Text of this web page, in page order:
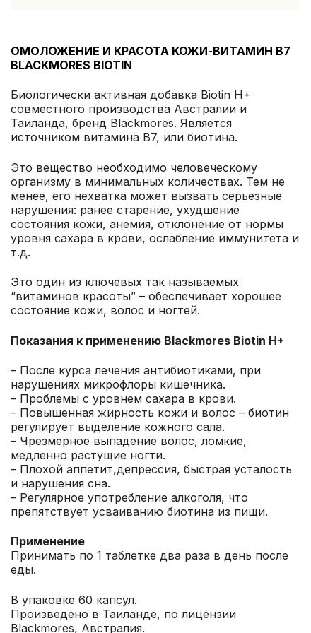
ОМОЛОЖЕНИЕ И КРАСОТА КОЖИ-ВИТАМИН В7
BLACKMORES BIOTIN
Биологически активная добавка Biotin H+
совместного производства Австралии и
Таиланда, бренд Blackmores. Является
источником витамина В7, или биотина.
Это вещество необходимо человеческому
организму в минимальных количествах. Тем не
менее, его нехватка может вызвать серьезные
нарушения: ранее старение, ухудшение
состояния кожи, анемия, отклонение от нормы
уровня сахара в крови, ослабление иммунитета и
т.д.
Это один из ключевых так называемых
“витаминов красоты” – обеспечивает хорошее
состояние кожи, волос и ногтей.
Показания к применению Blackmores Biotin H+
– После курса лечения антибиотиками, при
нарушениях микрофлоры кишечника.
– Проблемы с уровнем сахара в крови.
– Повышенная жирность кожи и волос – биотин
регулирует выделение кожного сала.
– Чрезмерное выпадение волос, ломкие,
медленно растущие ногти.
– Плохой аппетит,депрессия, быстрая усталость
и нарушения сна.
– Регулярное употребление алкоголя, что
препятствует усваиванию биотина из пищи.
Применение
Принимать по 1 таблетке два раза в день после
еды.
В упаковке 60 капсул.
Произведено в Таиланде, по лицензии
Blackmores, Австралия.